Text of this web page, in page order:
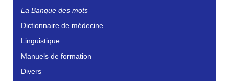
La Banque des mots
Dictionnaire de médecine
Linguistique
Manuels de formation
Divers